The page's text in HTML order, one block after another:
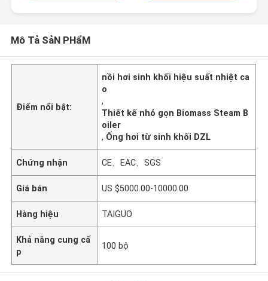
Mô Tả SảN PHẩM
Điểm nổi bật:
nồi hơi sinh khối hiệu suất nhiệt ca
o
,
Thiết kế nhỏ gọn Biomass Steam B
oiler
, Ống hơi từ sinh khối DZL
Chứng nhận CE、EAC、SGS
Giá bán US $5000.00-10000.00
Hàng hiệu TAIGUO
Khả năng cung cấ
p
100 bộ